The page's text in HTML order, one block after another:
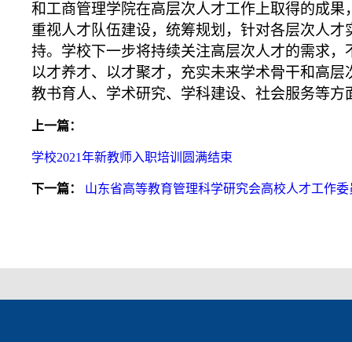
和工商管理学院在高层次人才工作上取得的成
重视人才队伍建设，统筹规划，针对各层次人
持。学校下一步将持续关注高层次人才的需求
以才养才、以才聚才，充实未来学术骨干和高
教书育人、学术研究、学科建设、社会服务等
上一篇：
学校2021年新教师入职培训圆满结束
下一篇： 山东省高等教育管理科学研究会高校人才工作委